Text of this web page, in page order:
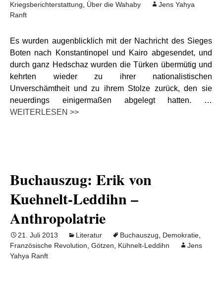
Kriegsberichterstattung
Über die Wahaby
Jens Yahya
Ranft
Es wurden augenblicklich mit der Nachricht des Sieges
Boten nach Konstantinopel und Kairo abgesendet, und
durch ganz Hedschaz wurden die Türken übermütig und
kehrten wieder zu ihrer nationalistischen
Unverschämtheit und zu ihrem Stolze zurück, den sie
neuerdings einigermaßen abgelegt hatten. …
WEITERLESEN >>
Buchauszug: Erik von
Kuehnelt-Leddihn –
Anthropolatrie
21. Juli 2013 Literatur Buchauszug Demokratie
Französische Revolution Götzen Kühnelt-Leddihn
Jens
Yahya Ranft